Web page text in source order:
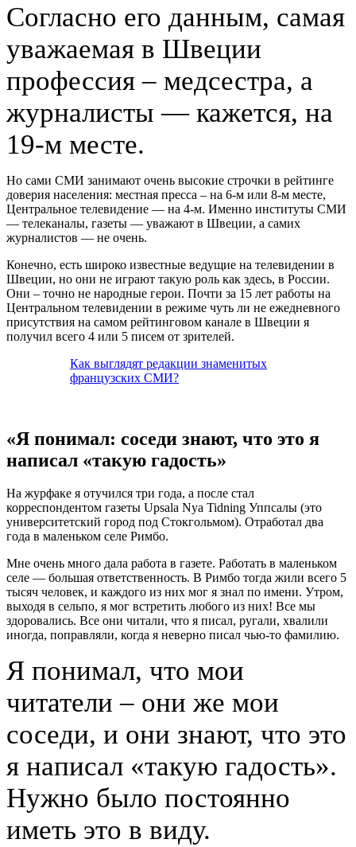
Cогласно его данным, самая
уважаемая в Швеции
профессия – медсестра, а
журналисты — кажется, на
19-м месте.
Но сами СМИ занимают очень высокие строчки в рейтинге
доверия населения: местная пресса – на 6-м или 8-м месте,
Центральное телевидение — на 4-м. Именно институты СМИ
— телеканалы, газеты — уважают в Швеции, а самих
журналистов — не очень.
Конечно, есть широко известные ведущие на телевидении в
Швеции, но они не играют такую роль как здесь, в России.
Они – точно не народные герои. Почти за 15 лет работы на
Центральном телевидении в режиме чуть ли не ежедневного
присутствия на самом рейтинговом канале в Швеции я
получил всего 4 или 5 писем от зрителей.
Как выглядят редакции знаменитых
французских СМИ?
«Я понимал: соседи знают, что это я
написал «такую гадость»
На журфаке я отучился три года, а после стал
корреспондентом газеты Upsala Nya Tidning Уппсалы (это
университетский город под Стокгольмом). Отработал два
года в маленьком селе Римбо.
Мне очень много дала работа в газете. Работать в маленьком
селе — большая ответственность. В Римбо тогда жили всего 5
тысяч человек, и каждого из них мог я знал по имени. Утром,
выходя в сельпо, я мог встретить любого из них! Все мы
здоровались. Все они читали, что я писал, ругали, хвалили
иногда, поправляли, когда я неверно писал чью-то фамилию.
Я понимал, что мои
читатели – они же мои
соседи, и они знают, что это
я написал «такую гадость».
Нужно было постоянно
иметь это в виду.